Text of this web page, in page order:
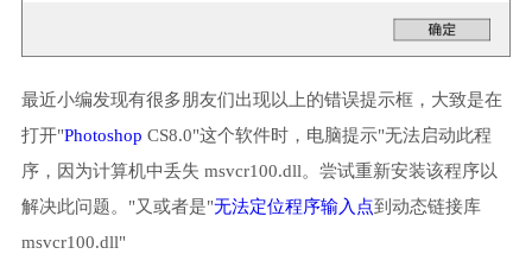
最近小编发现有很多朋友们出现以上的错误提示框，大致是在
打开"Photoshop CS8.0"这个软件时，电脑提示"无法启动此程
序，因为计算机中丢失 msvcr100.dll。尝试重新安装该程序以
解决此问题。"又或者是"无法定位程序输入点到动态链接库
msvcr100.dll"